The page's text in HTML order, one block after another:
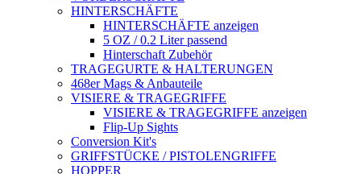
HINTERSCHÄFTE
HINTERSCHÄFTE anzeigen
5 OZ / 0.2 Liter passend
Hinterschaft Zubehör
TRAGEGURTE & HALTERUNGEN
468er Mags & Anbauteile
VISIERE & TRAGEGRIFFE
VISIERE & TRAGEGRIFFE anzeigen
Flip-Up Sights
Conversion Kit's
GRIFFSTÜCKE / PISTOLENGRIFFE
HOPPER